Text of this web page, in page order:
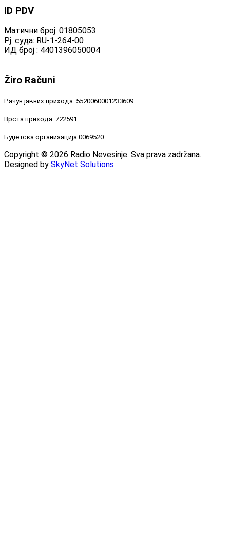
ID PDV
Матични број: 01805053
Рј. суда: RU-1-264-00
ИД број : 4401396050004
Žiro Računi
Рачун јавних прихода: 5520060001233609
Врста прихода: 722591
Буџетска организација:0069520
Copyright © 2026 Radio Nevesinje. Sva prava zadržana.
Designed by SkyNet Solutions